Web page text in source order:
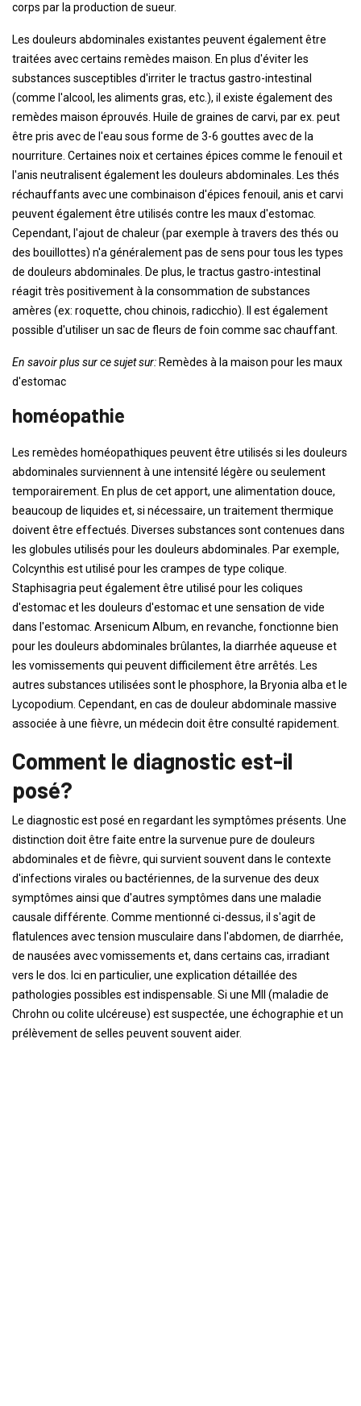
corps par la production de sueur.
Les douleurs abdominales existantes peuvent également être
traitées avec certains remèdes maison. En plus d'éviter les
substances susceptibles d'irriter le tractus gastro-intestinal
(comme l'alcool, les aliments gras, etc.), il existe également des
remèdes maison éprouvés. Huile de graines de carvi, par ex. peut
être pris avec de l'eau sous forme de 3-6 gouttes avec de la
nourriture. Certaines noix et certaines épices comme le fenouil et
l'anis neutralisent également les douleurs abdominales. Les thés
réchauffants avec une combinaison d'épices fenouil, anis et carvi
peuvent également être utilisés contre les maux d'estomac.
Cependant, l'ajout de chaleur (par exemple à travers des thés ou
des bouillottes) n'a généralement pas de sens pour tous les types
de douleurs abdominales. De plus, le tractus gastro-intestinal
réagit très positivement à la consommation de substances
amères (ex: roquette, chou chinois, radicchio). Il est également
possible d'utiliser un sac de fleurs de foin comme sac chauffant.
En savoir plus sur ce sujet sur: Remèdes à la maison pour les maux
d'estomac
homéopathie
Les remèdes homéopathiques peuvent être utilisés si les douleurs
abdominales surviennent à une intensité légère ou seulement
temporairement. En plus de cet apport, une alimentation douce,
beaucoup de liquides et, si nécessaire, un traitement thermique
doivent être effectués. Diverses substances sont contenues dans
les globules utilisés pour les douleurs abdominales. Par exemple,
Colcynthis est utilisé pour les crampes de type colique.
Staphisagria peut également être utilisé pour les coliques
d'estomac et les douleurs d'estomac et une sensation de vide
dans l'estomac. Arsenicum Album, en revanche, fonctionne bien
pour les douleurs abdominales brûlantes, la diarrhée aqueuse et
les vomissements qui peuvent difficilement être arrêtés. Les
autres substances utilisées sont le phosphore, la Bryonia alba et le
Lycopodium. Cependant, en cas de douleur abdominale massive
associée à une fièvre, un médecin doit être consulté rapidement.
Comment le diagnostic est-il
posé?
Le diagnostic est posé en regardant les symptômes présents. Une
distinction doit être faite entre la survenue pure de douleurs
abdominales et de fièvre, qui survient souvent dans le contexte
d'infections virales ou bactériennes, de la survenue des deux
symptômes ainsi que d'autres symptômes dans une maladie
causale différente. Comme mentionné ci-dessus, il s'agit de
flatulences avec tension musculaire dans l'abdomen, de diarrhée,
de nausées avec vomissements et, dans certains cas, irradiant
vers le dos. Ici en particulier, une explication détaillée des
pathologies possibles est indispensable. Si une MII (maladie de
Chrohn ou colite ulcéreuse) est suspectée, une échographie et un
prélèvement de selles peuvent souvent aider.